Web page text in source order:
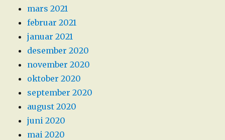
mars 2021
februar 2021
januar 2021
desember 2020
november 2020
oktober 2020
september 2020
august 2020
juni 2020
mai 2020